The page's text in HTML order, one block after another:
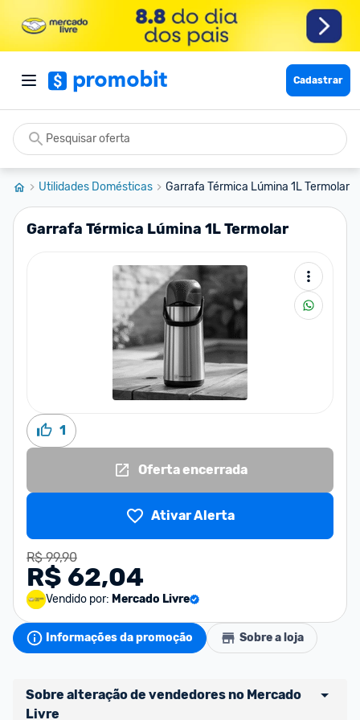
Cadastrar
Utilidades Domésticas Garrafa Térmica Lúmina 1L Termolar
Garrafa Térmica Lúmina 1L Termolar
1
Oferta encerrada
Ativar Alerta
R$ 99,90
R$ 62,04
Vendido por: Mercado Livre
Informações da promoção Sobre a loja
Sobre alteração de vendedores no Mercado
Livre